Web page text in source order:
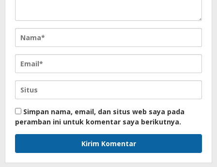
Simpan nama, email, dan situs web saya pada
peramban ini untuk komentar saya berikutnya.